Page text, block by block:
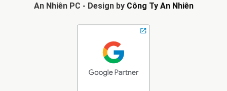
An Nhiên PC - Design by Công Ty An Nhiên